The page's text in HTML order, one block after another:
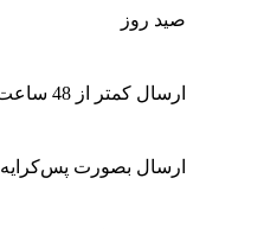
صید روز
ارسال کمتر از 48 ساعت
ارسال بصورت پس‌کرایه